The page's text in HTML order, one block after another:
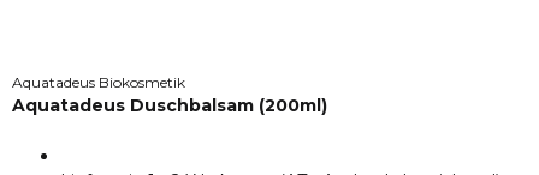
Aquatadeus Biokosmetik
Aquatadeus Duschbalsam (200ml)